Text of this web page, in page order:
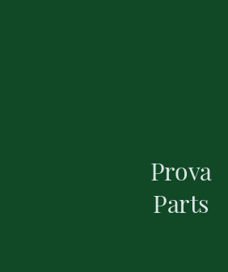
Prova
Parts